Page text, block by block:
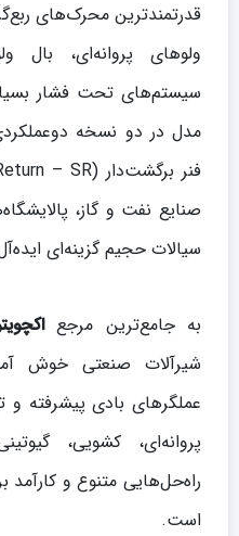
قدرتمندترین محرک‌های
ولوهای پروانه‌ای،
سیستم‌های تحت فشار
صنایع نفت و گاز،
سیالات حجیم گزینه‌ای
به جامع‌ترین مرجع
شیرآلات صنعتی خوش
عملگرهای بادی پیشرفته و
پروانه‌ای، کشویی،
راه‌حل‌هایی متنوع و کارآمد
است.